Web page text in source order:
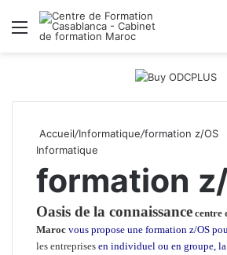
Menu
Accueil/Informatique/formation z/OS
Informatique
formation
Oasis de la connaissance centre
Maroc vous propose une formation z/OS
les entreprises en individuel ou en groupe,